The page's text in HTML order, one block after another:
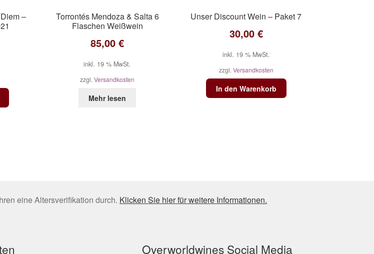
–
Torrontés Mendoza & Salta 6
Flaschen Weißwein
85,00€
inkl. 19 % MwSt.
zzgl.Versandkosten
Mehr lesen
Unser Discount Wein – Paket 7
30,00 €
inkl. 19 % MwSt.
zzgl. Versandkosten
In den Warenkorb
eine Altersverifikation durch. Klicken Sie hier für weitere Informationen.
Overworldwines Social Media